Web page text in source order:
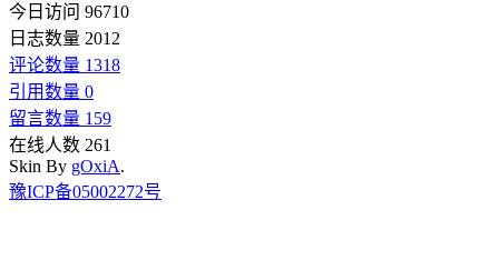
今日访问 96710
日志数量 2012
评论数量 1318
引用数量 0
留言数量 159
在线人数 261
Skin By gOxiA.
豫ICP备05002272号